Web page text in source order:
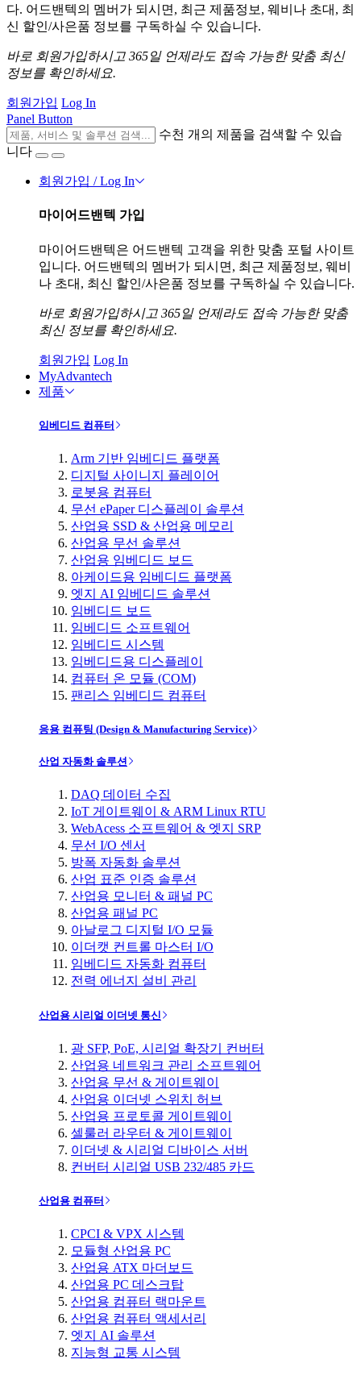
다. 어드밴텍의 멤버가 되시면, 최근 제품정보, 웨비나 초대, 최
신 할인/사은품 정보를 구독하실 수 있습니다.
바로 회원가입하시고 365일 언제라도 접속 가능한 맞춤 최신
정보를 확인하세요.
회원가입 Log In
Panel Button
수천 개의 제품을 검색할 수 있습
니다
회원가입 / Log In
마이어드밴텍 가입
마이어드밴텍은 어드밴텍 고객을 위한 맞춤 포털 사이트
입니다. 어드밴텍의 멤버가 되시면, 최근 제품정보, 웨비
나 초대, 최신 할인/사은품 정보를 구독하실 수 있습니다.
바로 회원가입하시고 365일 언제라도 접속 가능한 맞춤
최신 정보를 확인하세요.
회원가입 Log In
MyAdvantech
제품
임베디드 컴퓨터
Arm 기반 임베디드 플랫폼
디지털 사이니지 플레이어
로봇용 컴퓨터
무선 ePaper 디스플레이 솔루션
산업용 SSD & 산업용 메모리
산업용 무선 솔루션
산업용 임베디드 보드
아케이드용 임베디드 플랫폼
엣지 AI 임베디드 솔루션
임베디드 보드
임베디드 소프트웨어
임베디드 시스템
임베디드용 디스플레이
컴퓨터 온 모듈 (COM)
팬리스 임베디드 컴퓨터
응용 컴퓨팅 (Design & Manufacturing Service)
산업 자동화 솔루션
DAQ 데이터 수집
IoT 게이트웨이 & ARM Linux RTU
WebAcess 소프트웨어 & 엣지 SRP
무선 I/O 센서
방폭 자동화 솔루션
산업 표준 인증 솔루션
산업용 모니터 & 패널 PC
산업용 패널 PC
아날로그 디지털 I/O 모듈
이더캣 컨트롤 마스터 I/O
임베디드 자동화 컴퓨터
전력 에너지 설비 관리
산업용 시리얼 이더넷 통신
광 SFP, PoE, 시리얼 확장기 컨버터
산업용 네트워크 관리 소프트웨어
산업용 무선 & 게이트웨이
산업용 이더넷 스위치 허브
산업용 프로토콜 게이트웨이
셀룰러 라우터 & 게이트웨이
이더넷 & 시리얼 디바이스 서버
컨버터 시리얼 USB 232/485 카드
산업용 컴퓨터
CPCI & VPX 시스템
모듈형 산업용 PC
산업용 ATX 마더보드
산업용 PC 데스크탑
산업용 컴퓨터 랙마운트
산업용 컴퓨터 액세서리
엣지 AI 솔루션
지능형 교통 시스템